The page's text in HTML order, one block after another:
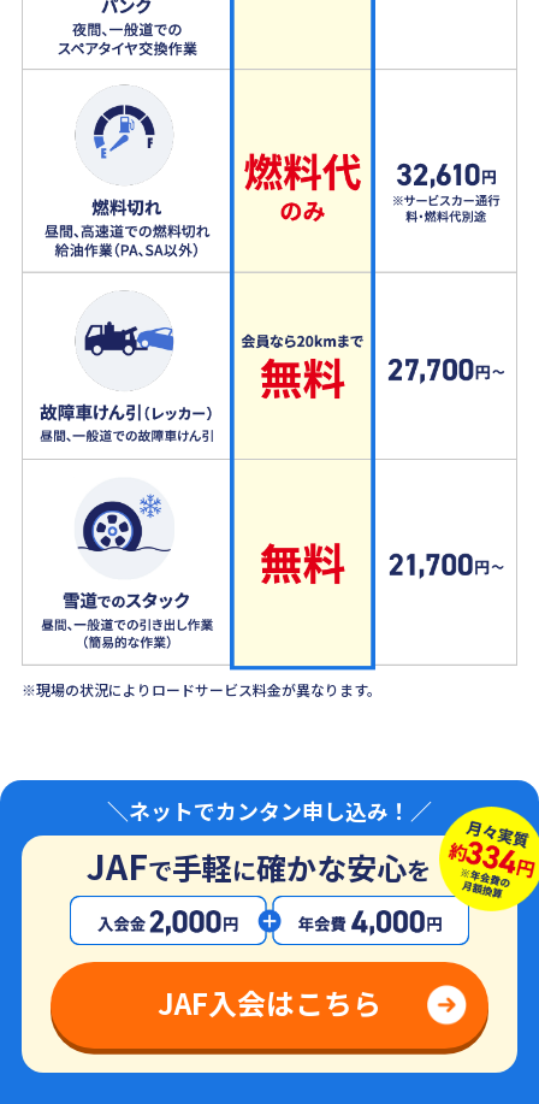
※現場の状況によりロードサービス料金が異なります。
＼ネットでカンタン申し込み！／
JAFで手軽に確かな安心を
JAF入会はこちら